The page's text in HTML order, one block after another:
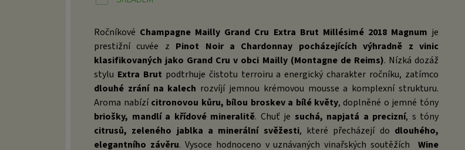
Ročníkové Champagne Mailly Grand Cru Extra Brut Millésimé 2018 Magnum je
prestižní cuvée z Pinot Noir a Chardonnay pocházejících výhradně z vinic
klasifikovaných jako Grand Cru v obci Mailly (Montagne de Reims). Nízká dozáž
stylu Extra Brut podtrhuje čistotu terroiru a energický charakter ročníku, zatímco
dlouhé zrání na kalech rozvíjí jemnou krémovou mousse a komplexní strukturu.
Aroma nabízícitronovou kůru, bílou broskev a bílé květy, doplněné o jemné tóny
briošky, mandlí a křídové mineralitě. Chuť je suchá, napjatá a precizní, s tóny
citrusů, zeleného jablka a minerální svěžesti, které přecházejí do dlouhého,
elegantního závěru. Vysoce hodnoceno v uznávaných vinařských soutěžích Wine